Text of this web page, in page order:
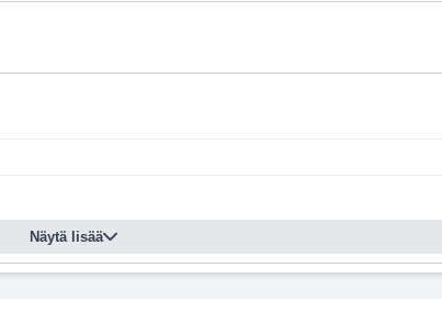
Näytä lisää